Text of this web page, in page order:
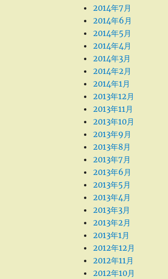
2014年7月
2014年6月
2014年5月
2014年4月
2014年3月
2014年2月
2014年1月
2013年12月
2013年11月
2013年10月
2013年9月
2013年8月
2013年7月
2013年6月
2013年5月
2013年4月
2013年3月
2013年2月
2013年1月
2012年12月
2012年11月
2012年10月